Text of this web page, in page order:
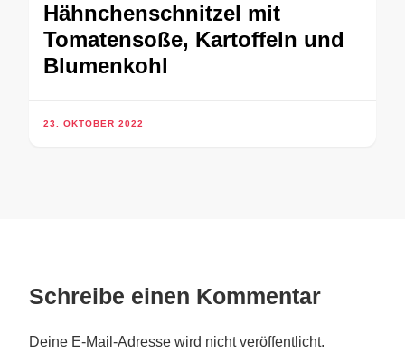
Hähnchenschnitzel mit
Tomatensoße, Kartoffeln und
Blumenkohl
23. OKTOBER 2022
Schreibe einen Kommentar
Deine E-Mail-Adresse wird nicht veröffentlicht.